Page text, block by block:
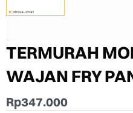
TERMURAH
WAJAN FRY
Rp347.000